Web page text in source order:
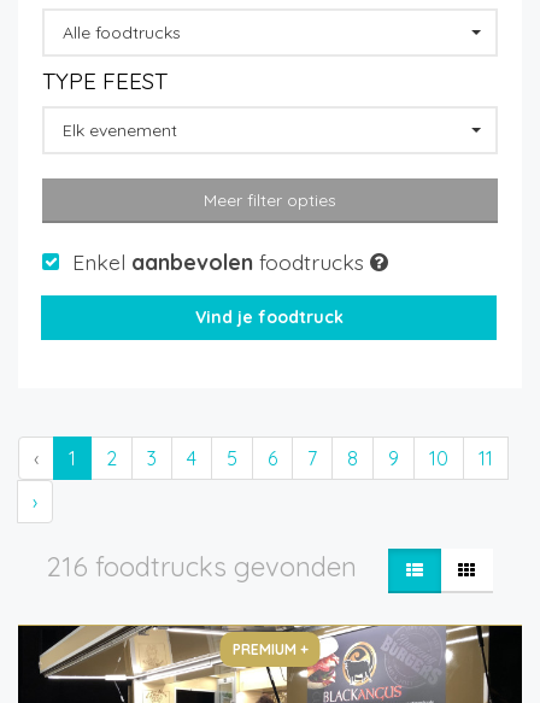
Alle foodtrucks
TYPE FEEST
Elk evenement
Meer filter opties
Enkel aanbevolen foodtrucks
‹ 1 2 3 4 5 6 7 8 9 10
11
›
216 foodtrucks gevonden
PREMIUM +